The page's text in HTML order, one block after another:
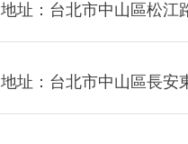
地址：台北市中山區松江
地址：台北市中山區長安